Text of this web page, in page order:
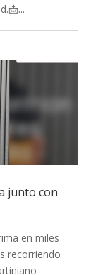
junto con
en miles
recorriendo